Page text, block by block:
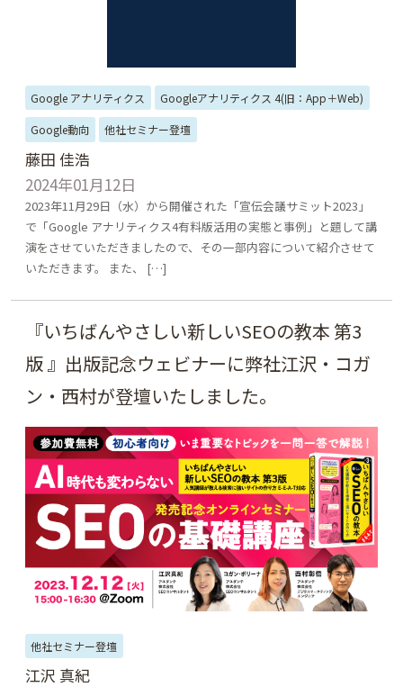
Google アナリティクス Googleアナリティクス 4(旧：App＋Web)
Google動向 他社セミナー登壇
藤田 佳浩
2024年01月12日
2023年11月29日（水）から開催された「宣伝会議サミット2023」
で「Google アナリティクス4有料版活用の実態と事例」と題して講
演をさせていただきましたので、その一部内容について紹介させて
いただきます。 また、 […]
『いちばんやさしい新しいSEOの教本 第3
版 』出版記念ウェビナーに弊社江沢・コガ
ン・西村が登壇いたしました。
他社セミナー登壇
江沢 真紀